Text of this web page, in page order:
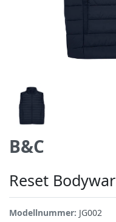
B&C
Reset
Modellnummer: JG002